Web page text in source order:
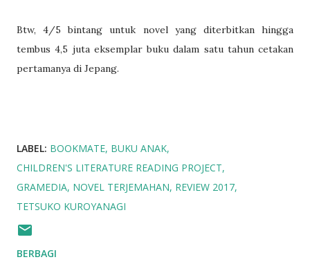
Btw, 4/5 bintang untuk novel yang diterbitkan hingga
tembus 4,5 juta eksemplar buku dalam satu tahun cetakan
pertamanya di Jepang.
LABEL: BOOKMATE BUKU ANAK
CHILDREN'S LITERATURE READING PROJECT
GRAMEDIA NOVEL TERJEMAHAN REVIEW 2017
TETSUKO KUROYANAGI
BERBAGI